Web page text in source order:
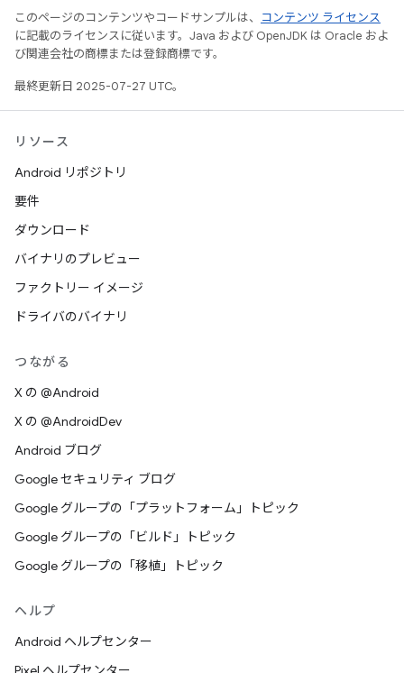
このページのコンテンツやコードサンプルは、
コンテンツ ライセンス
に記載のライセンスに従います。Java および OpenJDK は Oracle およ
び関連会社の商標または登録商標です。
最終更新日 2025-07-27 UTC。
リソース
Android リポジトリ
要件
ダウンロード
バイナリのプレビュー
ファクトリー イメージ
ドライバのバイナリ
つながる
X の @Android
X の @AndroidDev
Android ブログ
Google セキュリティ ブログ
Google グループの「プラットフォーム」トピック
Google グループの「ビルド」トピック
Google グループの「移植」トピック
ヘルプ
Android ヘルプセンター